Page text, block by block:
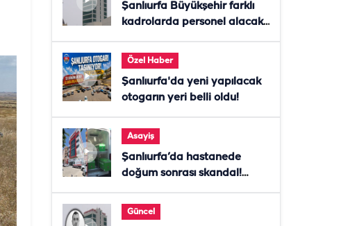
Şanlıurfa Büyükşehir farklı
kadrolarda personel alacak!
Özel Haber
Şanlıurfa'da yeni yapılacak
otogarın yeri belli oldu!
Asayiş
Şanlıurfa’da hastanede
doğum sonrası skandal!
Güncel